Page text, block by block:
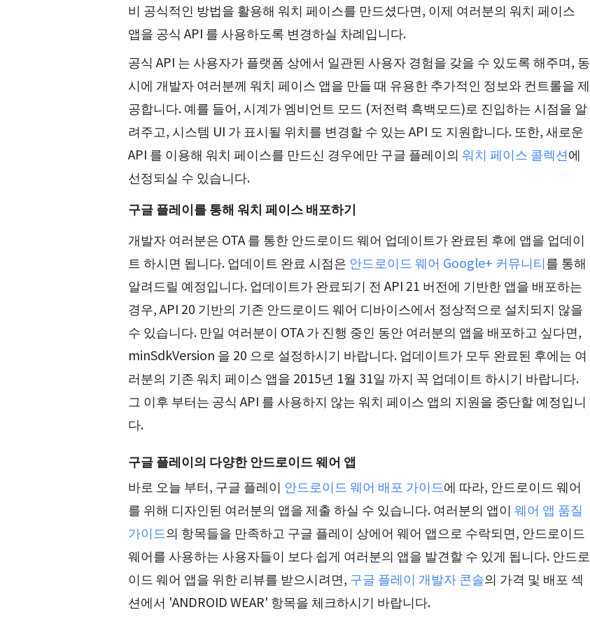
비 공식적인 방법을 활용해 워치 페이스를 만드셨다면, 이제 여러분의 워치 페이스
앱을 공식 API 를 사용하도록 변경하실 차례입니다.
공식 API 는 사용자가 플랫폼 상에서 일관된 사용자 경험을 갖을 수 있도록 해주며, 동
시에 개발자 여러분께 워치 페이스 앱을 만들 때 유용한 추가적인 정보와 컨트롤을 제
공합니다. 예를 들어, 시계가 엠비언트 모드 (저전력 흑백모드)로 진입하는 시점을 알
려주고, 시스템 UI 가 표시될 위치를 변경할 수 있는 API 도 지원합니다. 또한, 새로운
API 를 이용해 워치 페이스를 만드신 경우에만 구글 플레이의 워치 페이스 콜렉션에
선정되실 수 있습니다.
구글 플레이를 통해 워치 페이스 배포하기
개발자 여러분은 OTA 를 통한 안드로이드 웨어 업데이트가 완료된 후에 앱을 업데이
트 하시면 됩니다. 업데이트 완료 시점은 안드로이드 웨어 Google+ 커뮤니티를 통해
알려드릴 예정입니다. 업데이트가 완료되기 전 API 21 버전에 기반한 앱을 배포하는
경우, API 20 기반의 기존 안드로이드 웨어 디바이스에서 정상적으로 설치되지 않을
수 있습니다. 만일 여러분이 OTA 가 진행 중인 동안 여러분의 앱을 배포하고 싶다면,
minSdkVersion 을 20 으로 설정하시기 바랍니다. 업데이트가 모두 완료된 후에는 여
러분의 기존 워치 페이스 앱을 2015년 1월 31일 까지 꼭 업데이트 하시기 바랍니다.
그 이후 부터는 공식 API 를 사용하지 않는 워치 페이스 앱의 지원을 중단할 예정입니
다.
구글 플레이의 다양한 안드로이드 웨어 앱
바로 오늘 부터, 구글 플레이 안드로이드 웨어 배포 가이드에 따라, 안드로이드 웨어
를 위해 디자인된 여러분의 앱을 제출 하실 수 있습니다. 여러분의 앱이 웨어 앱 품질
가이드의 항목들을 만족하고 구글 플레이 상에어 웨어 앱으로 수락되면, 안드로이드
웨어를 사용하는 사용자들이 보다 쉽게 여러분의 앱을 발견할 수 있게 됩니다. 안드로
이드 웨어 앱을 위한 리뷰를 받으시려면, 구글 플레이 개발자 콘솔의 가격 및 배포 섹
션에서 'ANDROID WEAR' 항목을 체크하시기 바랍니다.